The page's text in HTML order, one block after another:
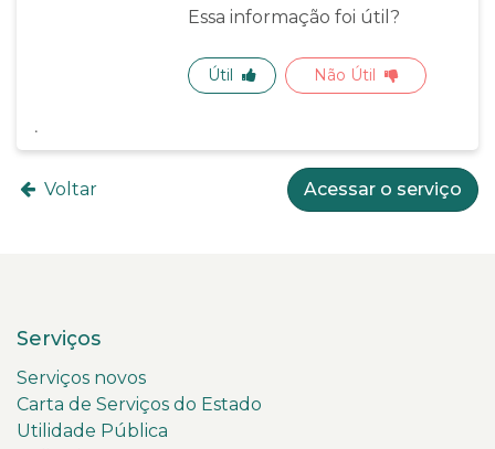
Essa informação foi útil?
Útil Não Útil
Voltar Acessar o serviço
Serviços
Serviços novos
Carta de Serviços do Estado
Utilidade Pública